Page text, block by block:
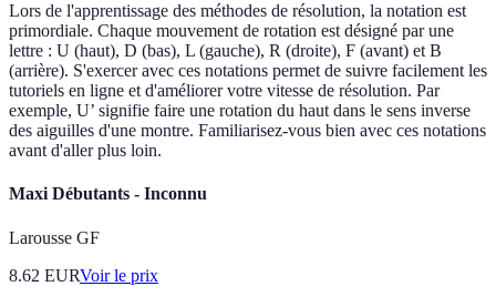
Lors de l'apprentissage des méthodes de résolution, la notation est
primordiale. Chaque mouvement de rotation est désigné par une
lettre : U (haut), D (bas), L (gauche), R (droite), F (avant) et B
(arrière). S'exercer avec ces notations permet de suivre facilement les
tutoriels en ligne et d'améliorer votre vitesse de résolution. Par
exemple, U’ signifie faire une rotation du haut dans le sens inverse
des aiguilles d'une montre. Familiarisez-vous bien avec ces notations
avant d'aller plus loin.
Maxi Débutants - Inconnu
Larousse GF
8.62 EURVoir le prix